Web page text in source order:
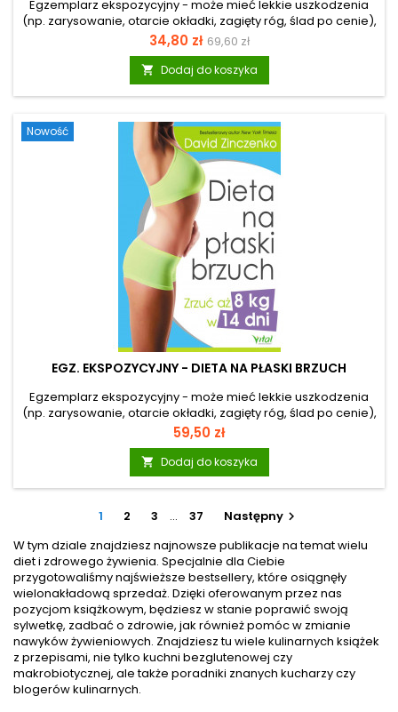
Egzemplarz ekspozycyjny - może mieć lekkie uszkodzenia
(np. zarysowanie, otarcie okładki, zagięty róg, ślad po cenie),
ale merytorycznie jest pełnowartościowy. Zastanawiasz się,
jak dostarczyć sobie wystarczającą ilość białka na diecie
roślinnej? Szukasz inspirujących, szybkich przepisów i
gotowych rozwiązań na zdrowe posiłki? „Wysokobiałkowa
dieta roślinna” to książka właśnie dla ciebie – niezależnie od
ograniczającą produkty...
Cena
34,80 zł Cena
podstawowa
69,60 zł
 Dodaj do koszyka
Nowość
EGZ. EKSPOZYCYJNY - DIETA NA PŁASKI BRZUCH
Egzemplarz ekspozycyjny - może mieć lekkie uszkodzenia
(np. zarysowanie, otarcie okładki, zagięty róg, ślad po cenie),
ale merytorycznie jest pełnowartościowy. Dzięki rewolucyjnej
metodzie, która wyłączy Twoje geny odpowiedzialne za tycie
osiągniesz płaski brzuch. Autor prezentuje najnowsze
badania, które ujawniają sekret szczupłych osób i podaje
przyczyny, dla których część ludzi nie może stracić na wadze,
bez względu na to jak bardzo się stara. Wyjaśnia dlaczego
niektóre...
Cena
59,50 zł
 Dodaj do koszyka
1 2 3 … 37 Następny 
W tym dziale znajdziesz najnowsze publikacje na temat wielu
diet i zdrowego żywienia. Specjalnie dla Ciebie
przygotowaliśmy najświeższe bestsellery, które osiągnęły
wielonakładową sprzedaż. Dzięki oferowanym przez nas
pozycjom książkowym, będziesz w stanie poprawić swoją
sylwetkę, zadbać o zdrowie, jak również pomóc w zmianie
nawyków żywieniowych. Znajdziesz tu wiele kulinarnych książek
z przepisami, nie tylko kuchni bezglutenowej czy
makrobiotycznej, ale także poradniki znanych kucharzy czy
blogerów kulinarnych.